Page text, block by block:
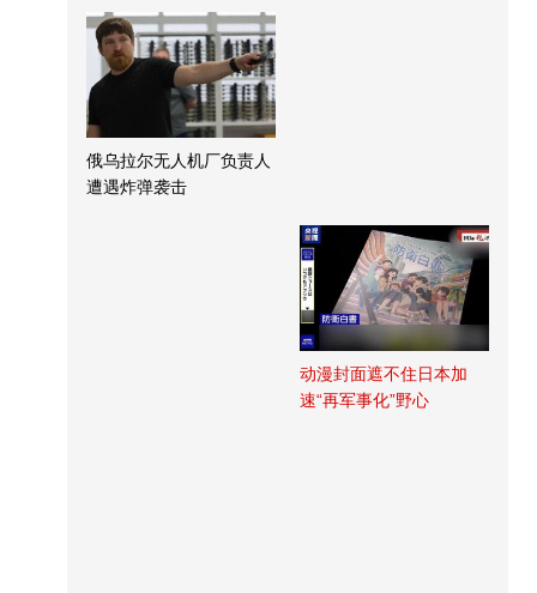
俄乌拉尔无人机厂负责人
遭遇炸弹袭击
动漫封面遮不住日本加
速“再军事化”野心